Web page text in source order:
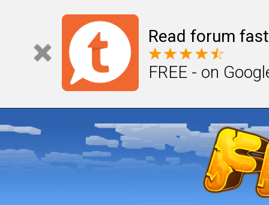
Read forum
FREE - on